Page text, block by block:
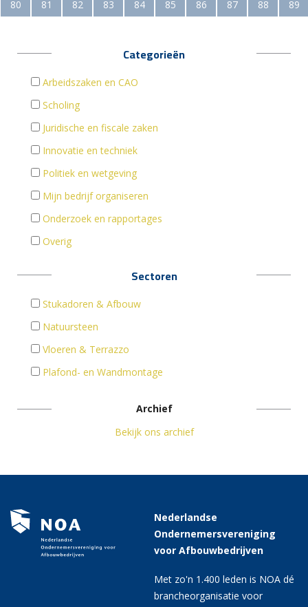
80 81 82 83 84 85 86 87 88 89
Categorieën
Arbeidszaken en CAO
Scholing
Juridische en fiscale zaken
Innovatie en techniek
Politiek en wetgeving
Mijn bedrijf organiseren
Onderzoek en rapportages
Overig
Sectoren
Stukadoren & Afbouw
Natuursteen
Vloeren & Terrazzo
Plafond- en Wandmontage
Archief
Bekijk ons archief
Nederlandse
Ondernemersvereniging
voor Afbouwbedrijven
Met zo'n 1.400 leden is NOA dé
brancheorganisatie voor